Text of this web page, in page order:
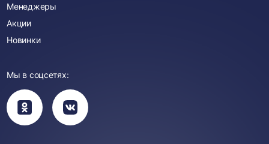
Менеджеры
Акции
Новинки
Мы в соцсетях:
Вы
перейдете
в
группу
Вы
перейдете
в
группу